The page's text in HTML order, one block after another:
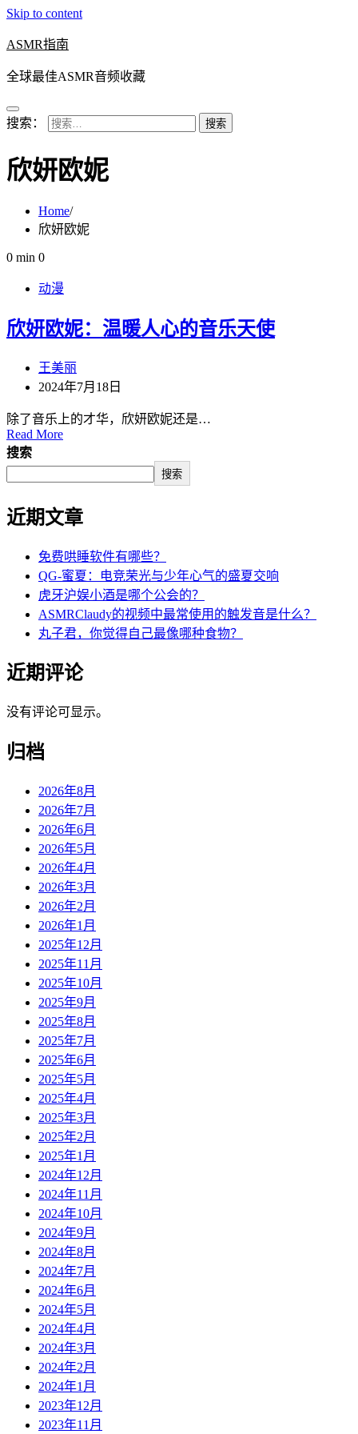
Skip to content
ASMR指南
全球最佳ASMR音频收藏
搜索：
欣妍欧妮
Home
欣妍欧妮
0 min 0
动漫
欣妍欧妮：温暖人心的音乐天使
王美丽
2024年7月18日
除了音乐上的才华，欣妍欧妮还是…
Read More
搜索
搜索
近期文章
免费哄睡软件有哪些？
QG-蜜夏：电竞荣光与少年心气的盛夏交响
虎牙沪娱小酒是哪个公会的？
ASMRClaudy的视频中最常使用的触发音是什么？
丸子君，你觉得自己最像哪种食物？
近期评论
没有评论可显示。
归档
2026年8月
2026年7月
2026年6月
2026年5月
2026年4月
2026年3月
2026年2月
2026年1月
2025年12月
2025年11月
2025年10月
2025年9月
2025年8月
2025年7月
2025年6月
2025年5月
2025年4月
2025年3月
2025年2月
2025年1月
2024年12月
2024年11月
2024年10月
2024年9月
2024年8月
2024年7月
2024年6月
2024年5月
2024年4月
2024年3月
2024年2月
2024年1月
2023年12月
2023年11月